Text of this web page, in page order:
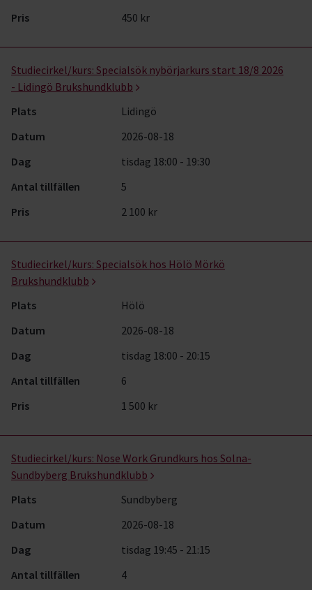
Pris
450 kr
Studiecirkel/kurs: Specialsök nybörjarkurs start 18/8 2026
- Lidingö Brukshundklubb
Plats
Lidingö
Datum
2026-08-18
Dag
tisdag 18:00 - 19:30
Antal tillfällen
5
Pris
2 100 kr
Studiecirkel/kurs: Specialsök hos Hölö Mörkö
Brukshundklubb
Plats
Hölö
Datum
2026-08-18
Dag
tisdag 18:00 - 20:15
Antal tillfällen
6
Pris
1 500 kr
Studiecirkel/kurs: Nose Work Grundkurs hos Solna-
Sundbyberg Brukshundklubb
Plats
Sundbyberg
Datum
2026-08-18
Dag
tisdag 19:45 - 21:15
Antal tillfällen
4